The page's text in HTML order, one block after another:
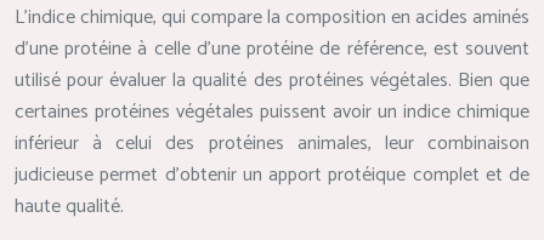
L’indice chimique, qui compare la composition en acides aminés
d’une protéine à celle d’une protéine de référence, est souvent
utilisé pour évaluer la qualité des protéines végétales. Bien que
certaines protéines végétales puissent avoir un indice chimique
inférieur à celui des protéines animales, leur combinaison
judicieuse permet d’obtenir un apport protéique complet et de
haute qualité.